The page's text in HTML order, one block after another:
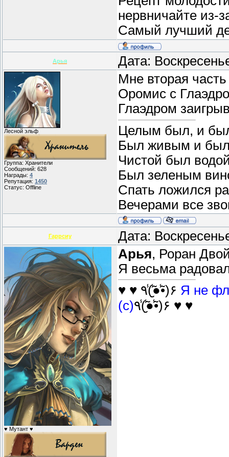
нервничайте из-
Самый лучший
Арья Дата:
Лесной эльф
Группа: Хранители
Сообщений: 628
Награды: 4
Репутация: 1450
Статус: Offline
Мне вторая
Оромис с
Глаэдром
Целым был, и
Был живым и
Чистой был
Был зеленым
Спать ложился
Вечерами все
Гаррсиу Дата:
♥ Мутант ♥
Арья, Роран
Я весьма
♥ ♥ ٩(̾●̮̮̃̾•̃̾)۶ Я не
(с) ٩(̾●̮̮̃̾•̃̾)۶ ♥ ♥